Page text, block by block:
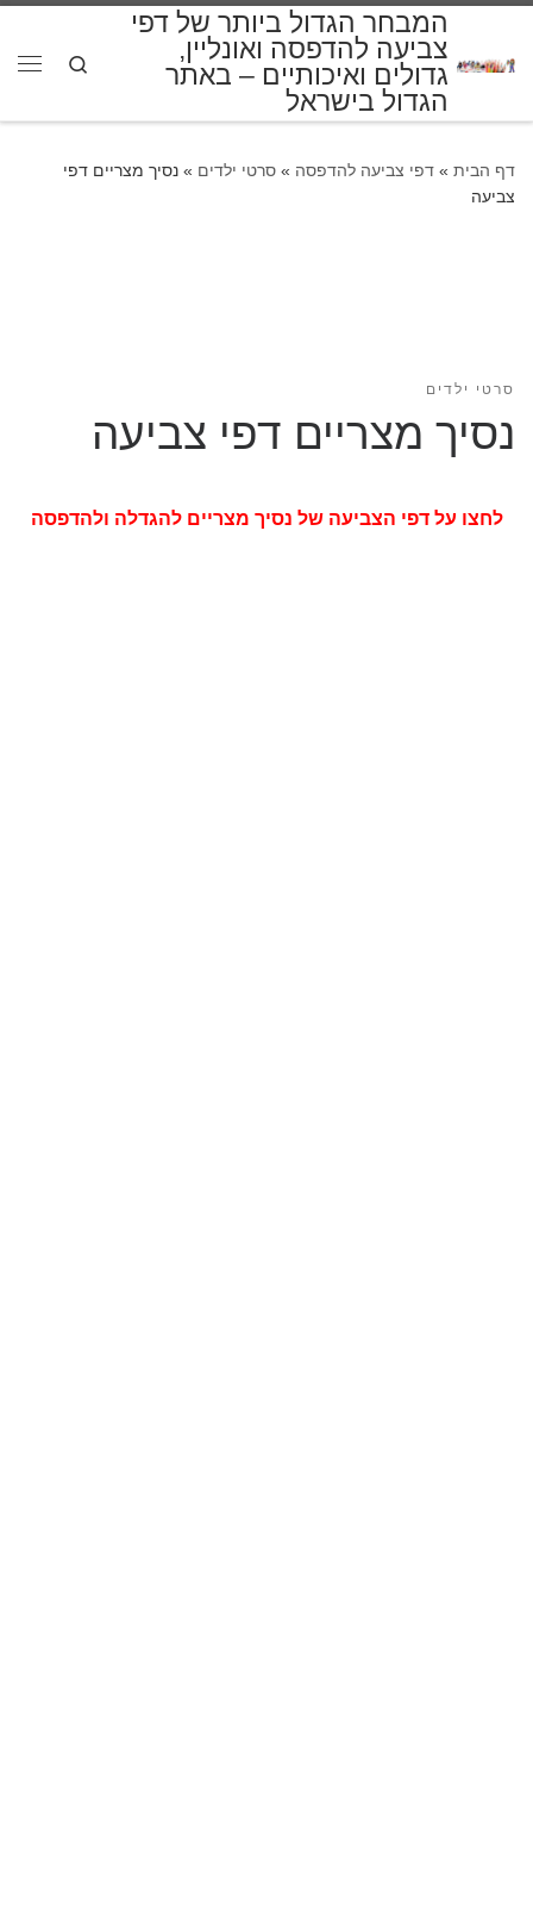
המבחר הגדול ביותר של דפי
צביעה להדפסה ואונליין,
גדולים ואיכותיים – באתר
הגדול בישראל
Search
דף הבית » דפי צביעה להדפסה » סרטי ילדים » נסיך מצריים דפי
צביעה
סרטי ילדים
נסיך מצריים דפי צביעה
לחצו על דפי הצביעה של נסיך מצריים להגדלה ולהדפסה